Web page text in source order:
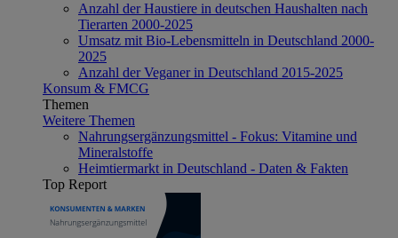
Anzahl der Haustiere in deutschen Haushalten nach
Tierarten 2000-2025
Umsatz mit Bio-Lebensmitteln in Deutschland 2000-
2025
Anzahl der Veganer in Deutschland 2015-2025
Konsum & FMCG
Themen
Weitere Themen
Nahrungsergänzungsmittel - Fokus: Vitamine und
Mineralstoffe
Heimtiermarkt in Deutschland - Daten & Fakten
Top Report